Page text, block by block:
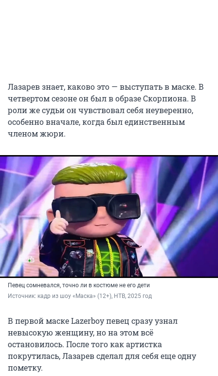
Лазарев знает, каково это — выступать в маске. В
четвертом сезоне он был в образе Скорпиона. В
роли же судьи он чувствовал себя неуверенно,
особенно вначале, когда был единственным
членом жюри.
Певец сомневался, точно ли в костюме не его дети
Источник: кадр из шоу «Маска» (12+), НТВ, 2025 год
В первой маске Lazerboy певец сразу узнал
невысокую женщину, но на этом всё
остановилось. После того как артистка
покрутилась, Лазарев сделал для себя еще одну
пометку.